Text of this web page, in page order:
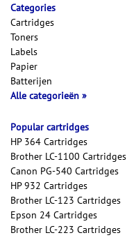
Categories
Cartridges
Toners
Labels
Papier
Batterijen
Alle categorieën
Popular cartridges
HP 364 Cartridges
Brother LC-1100 Cartridges
Canon PG-540 Cartridges
HP 932 Cartridges
Brother LC-123 Cartridges
Epson 24 Cartridges
Brother LC-223 Cartridges